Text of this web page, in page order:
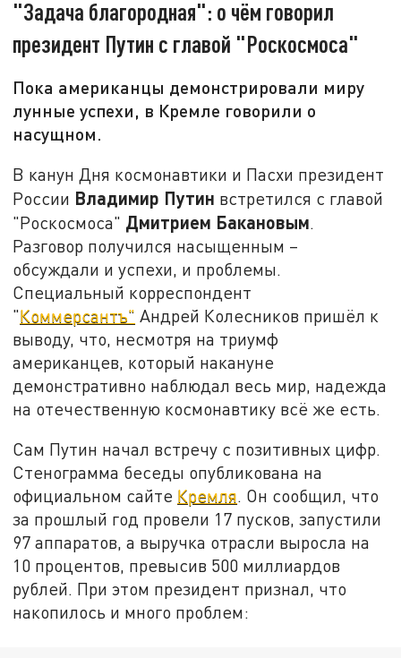
"Задача благородная": о чём говорил
президент Путин с главой "Роскосмоса"
Пока американцы демонстрировали миру
лунные успехи, в Кремле говорили о
насущном.
В канун Дня космонавтики и Пасхи президент
России Владимир Путин встретился с главой
"Роскосмоса" Дмитрием Бакановым.
Разговор получился насыщенным –
обсуждали и успехи, и проблемы.
Специальный корреспондент
"Коммерсантъ" Андрей Колесников пришёл к
выводу, что, несмотря на триумф
американцев, который накануне
демонстративно наблюдал весь мир, надежда
на отечественную космонавтику всё же есть.
Сам Путин начал встречу с позитивных цифр.
Стенограмма беседы опубликована на
официальном сайте Кремля. Он сообщил, что
за прошлый год провели 17 пусков, запустили
97 аппаратов, а выручка отрасли выросла на
10 процентов, превысив 500 миллиардов
рублей. При этом президент признал, что
накопилось и много проблем: